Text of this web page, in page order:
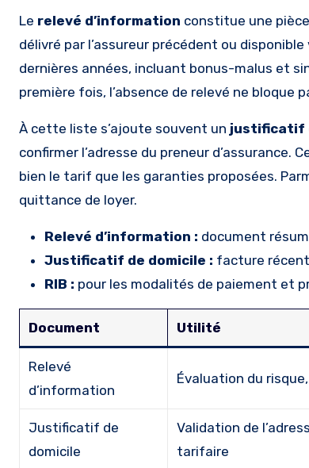
Le relevé d’information constitue une
délivré par l’assureur précédent ou
dernières années, incluant bonus-malus et
première fois, l’absence de relevé ne
À cette liste s’ajoute souvent un justificatif
confirmer l’adresse du preneur d’assurance.
bien le tarif que les garanties proposées.
quittance de loyer.
Relevé d’information : document
Justificatif de domicile : facture
RIB : pour les modalités de paiement et
Document Utilité
Relevé
d’information
Évaluation du
Justificatif de
domicile
Validation de
tarifaire